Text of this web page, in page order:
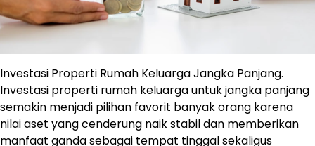
Investasi Properti Rumah Keluarga Jangka Panjang.
Investasi properti rumah keluarga untuk jangka panjang
semakin menjadi pilihan favorit banyak orang karena
nilai aset yang cenderung naik stabil dan memberikan
manfaat ganda sebagai tempat tinggal sekaligus